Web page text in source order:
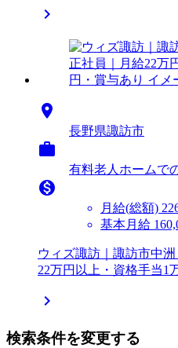


長野県諏訪市

有料老人ホームで

月給(総額)
基本月給
ウィズ諏訪｜諏訪市中
22万円以上・資格手当1

検索条件を変更する